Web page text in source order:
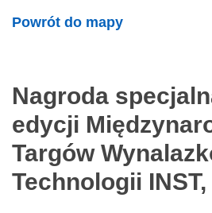
Powrót do mapy
Nagroda
edycji
Targów
Technologii INST,